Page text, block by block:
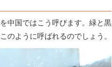
中国ではこう呼びます。緑と黒
のように呼ばれるのでしょう。